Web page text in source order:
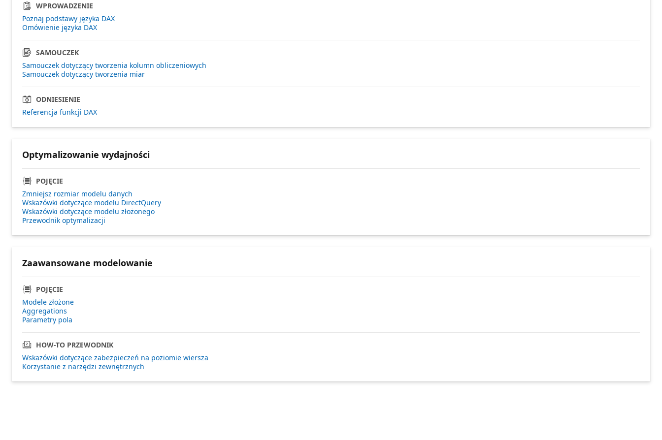
WPROWADZENIE
Poznaj podstawy języka DAX
Omówienie języka DAX
SAMOUCZEK
Samouczek dotyczący tworzenia kolumn obliczeniowych
Samouczek dotyczący tworzenia miar
ODNIESIENIE
Referencja funkcji DAX
Optymalizowanie wydajności
POJĘCIE
Zmniejsz rozmiar modelu danych
Wskazówki dotyczące modelu DirectQuery
Wskazówki dotyczące modelu złożonego
Przewodnik optymalizacji
Zaawansowane modelowanie
POJĘCIE
Modele złożone
Aggregations
Parametry pola
HOW-TO PRZEWODNIK
Wskazówki dotyczące zabezpieczeń na poziomie wiersza
Korzystanie z narzędzi zewnętrznych